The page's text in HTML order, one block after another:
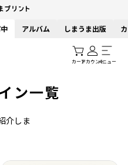
アルバム しまうま出版
カートアカウントメニュー
ン一覧
介しま